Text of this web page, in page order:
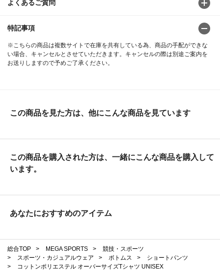
よくあるご質問
特記事項
※こちらの商品は複数サイトで在庫を共有している為、商品の手配ができな
い場合、キャンセルとさせていただきます。キャンセルの際は別途ご案内を
お送りしますので予めご了承ください。
この商品を見た方は、他にこんな商品を見ています
この商品を購入された方は、一緒にこんな商品を購入して
います。
あなたにおすすめのアイテム
総合TOP > MEGA SPORTS >
競技・スポーツ
>
スポーツ・カジュアルウェア > ボトムス >
ショートパンツ
>
コットンポリエステル オーバーサイズTシャツ UNISEX